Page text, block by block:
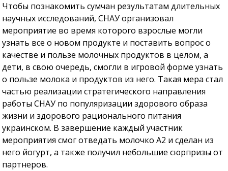
Чтобы познакомить сумчан результатам длительных
научных исследований, СНАУ организовал
мероприятие во время которого взрослые могли
узнать все о новом продукте и поставить вопрос о
качестве и пользе молочных продуктов в целом, а
дети, в свою очередь, смогли в игровой форме узнать
о пользе молока и продуктов из него. Такая мера стал
частью реализации стратегического направления
работы СНАУ по популяризации здорового образа
жизни и здорового рационального питания
украинском. В завершение каждый участник
мероприятия смог отведать молочко А2 и сделан из
него йогурт, а также получил небольшие сюрпризы от
партнеров.